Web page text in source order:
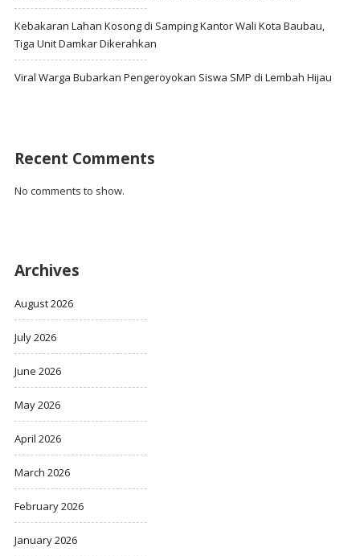
Kebakaran Lahan Kosong di Samping Kantor Wali Kota Baubau,
Tiga Unit Damkar Dikerahkan
Viral Warga Bubarkan Pengeroyokan Siswa SMP di Lembah Hijau
Recent Comments
No comments to show.
Archives
August 2026
July 2026
June 2026
May 2026
April 2026
March 2026
February 2026
January 2026